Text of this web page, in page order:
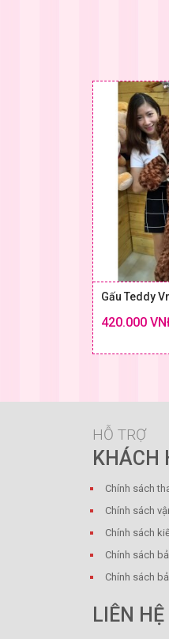
Gấu Teddy
420.000
HỖ TRỢ
KHÁCH
Chính sách
Chính sách
Chính sách
Chính sách
Chính sách
LIÊN HỆ